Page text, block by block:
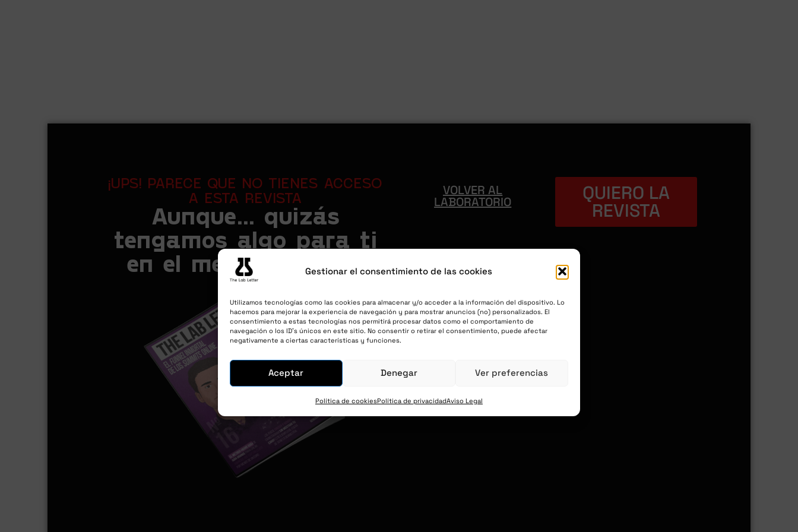
Gestionar el consentimiento de las cookies
Utilizamos tecnologías como las cookies para almacenar y/o acceder a la información del dispositivo. Lo
hacemos para mejorar la experiencia de navegación y para mostrar anuncios (no) personalizados. El
consentimiento a estas tecnologías nos permitirá procesar datos como el comportamiento de
navegación o los ID's únicos en este sitio. No consentir o retirar el consentimiento, puede afectar
negativamente a ciertas características y funciones.
Aceptar Denegar Ver preferencias
Política de cookiesPolítica de privacidadAviso Legal
¡UPS! PARECE QUE NO TIENES ACCESO
A ESTA REVISTA
Aunque... quizás
tengamos algo para ti
en el mercado negro
VOLVER AL
LABORATORIO QUIERO LA
REVISTA